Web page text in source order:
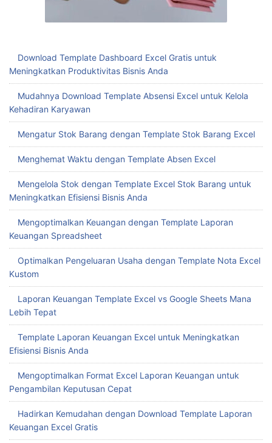
Download Template Dashboard Excel Gratis untuk
Meningkatkan Produktivitas Bisnis Anda
Mudahnya Download Template Absensi Excel untuk Kelola
Kehadiran Karyawan
Mengatur Stok Barang dengan Template Stok Barang Excel
Menghemat Waktu dengan Template Absen Excel
Mengelola Stok dengan Template Excel Stok Barang untuk
Meningkatkan Efisiensi Bisnis Anda
Mengoptimalkan Keuangan dengan Template Laporan
Keuangan Spreadsheet
Optimalkan Pengeluaran Usaha dengan Template Nota Excel
Kustom
Laporan Keuangan Template Excel vs Google Sheets Mana
Lebih Tepat
Template Laporan Keuangan Excel untuk Meningkatkan
Efisiensi Bisnis Anda
Mengoptimalkan Format Excel Laporan Keuangan untuk
Pengambilan Keputusan Cepat
Hadirkan Kemudahan dengan Download Template Laporan
Keuangan Excel Gratis